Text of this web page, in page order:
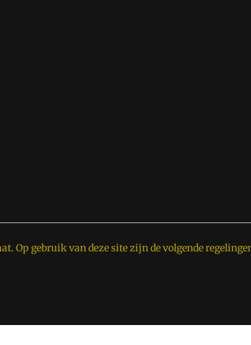
Op gebruik van deze site zijn de volgende